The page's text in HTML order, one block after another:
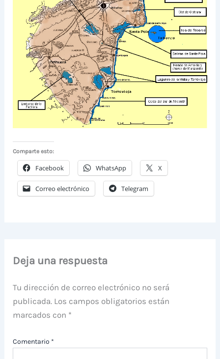
Comparte esto:
Facebook WhatsApp X
Correo electrónico Telegram
Deja una respuesta
Tu dirección de correo electrónico no será
publicada. Los campos obligatorios están
marcados con *
Comentario *